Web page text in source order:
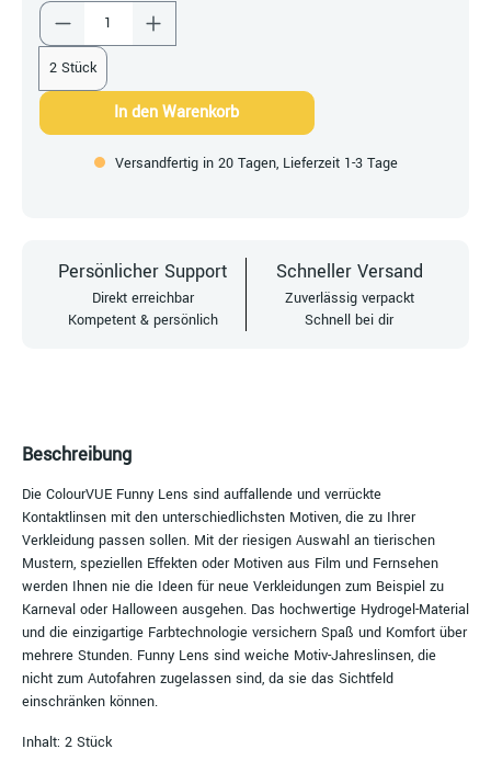
Produkt Anzahl: Gib den gewünschten Wert
2 Stück
In den Warenkorb
Versandfertig in 20 Tagen, Lieferzeit 1-3 Tage
Persönlicher Support
Direkt erreichbar
Kompetent & persönlich
Schneller Versand
Zuverlässig verpackt
Schnell bei dir
Beschreibung
Die ColourVUE Funny Lens sind auffallende und verrückte
Kontaktlinsen mit den unterschiedlichsten Motiven, die zu Ihrer
Verkleidung passen sollen. Mit der riesigen Auswahl an tierischen
Mustern, speziellen Effekten oder Motiven aus Film und Fernsehen
werden Ihnen nie die Ideen für neue Verkleidungen zum Beispiel zu
Karneval oder Halloween ausgehen. Das hochwertige Hydrogel-Material
und die einzigartige Farbtechnologie versichern Spaß und Komfort über
mehrere Stunden. Funny Lens sind weiche Motiv-Jahreslinsen, die
nicht zum Autofahren zugelassen sind, da sie das Sichtfeld
einschränken können.
Inhalt: 2 Stück